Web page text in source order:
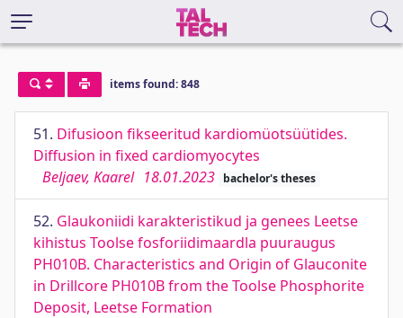
items found: 848
51. Difusioon fikseeritud kardiomüotsüütides.
Diffusion in fixed cardiomyocytes
Beljaev, Kaarel 18.01.2023 bachelor's theses
52. Glaukoniidi karakteristikud ja genees Leetse
kihistus Toolse fosforiidimaardla puuraugus
PH010B. Characteristics and Origin of Glauconite
in Drillcore PH010B from the Toolse Phosphorite
Deposit, Leetse Formation